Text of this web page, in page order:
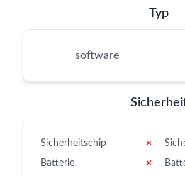
Typ
software
Sicherheitschip
✗
Batterie
✗